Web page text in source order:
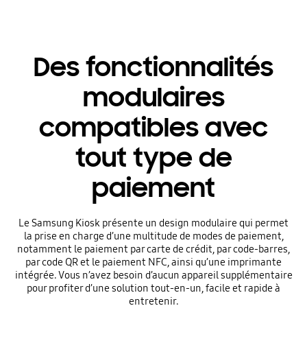
Des fonctionnalités
modulaires
compatibles avec
tout type de
paiement
Le Samsung Kiosk présente un design modulaire qui permet
la prise en charge d’une multitude de modes de paiement,
notamment le paiement par carte de crédit, par code-barres,
par code QR et le paiement NFC, ainsi qu’une imprimante
intégrée. Vous n’avez besoin d’aucun appareil supplémentaire
pour profiter d’une solution tout-en-un, facile et rapide à
entretenir.